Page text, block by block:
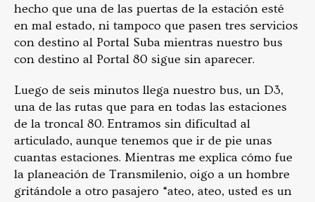
hecho que una de las puertas de la estación esté
en mal estado, ni tampoco que pasen tres servicios
con destino al Portal Suba mientras nuestro bus
con destino al Portal 80 sigue sin aparecer.
Luego de seis minutos llega nuestro bus, un D3,
una de las rutas que para en todas las estaciones
de la troncal 80. Entramos sin dificultad al
articulado, aunque tenemos que ir de pie unas
cuantas estaciones. Mientras me explica cómo fue
la planeación de Transmilenio, oigo a un hombre
gritándole a otro pasajero “ateo, ateo, usted es un